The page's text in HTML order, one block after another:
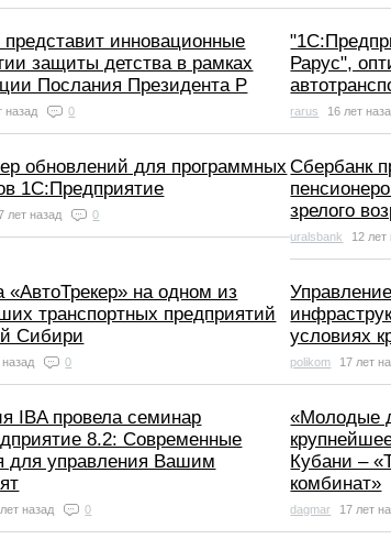
представит инновационные
защиты детства в рамках
Послания Президента Р
назад 0
Рарус",
rarus 16 лет
обновлений для программных
1С:Предприятие
лет назад 0
Сбербанк
зрелого
uralsbank 12 лет
«АвтоТрекер» на одном из
транспортных предприятий
Сибири
назад 0
условиях
polikom 17 лет
IBA провела семинар
8.2: Современные
для управления Вашим
назад 0
«Молодые
Кубани –
комбинат»
dagmar 17 лет